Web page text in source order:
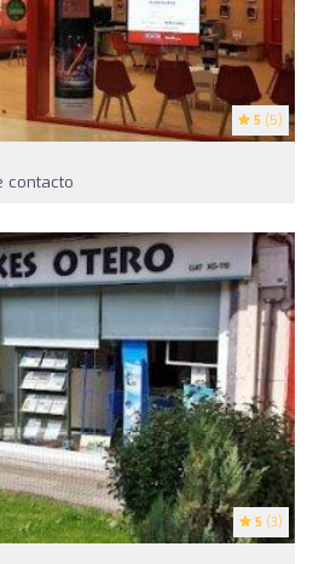
5 (5)
contacto
5 (3)